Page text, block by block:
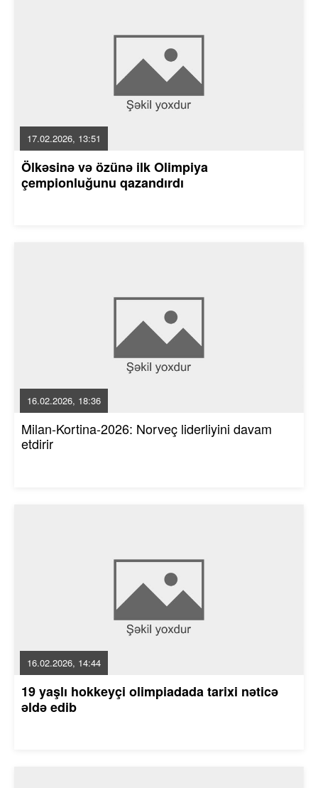
17.02.2026, 13:51
Ölkəsinə və özünə ilk Olimpiya
çempionluğunu qazandırdı
16.02.2026, 18:36
Milan-Kortina-2026: Norveç liderliyini davam
etdirir
16.02.2026, 14:44
19 yaşlı hokkeyçi olimpiadada tarixi nəticə
əldə edib